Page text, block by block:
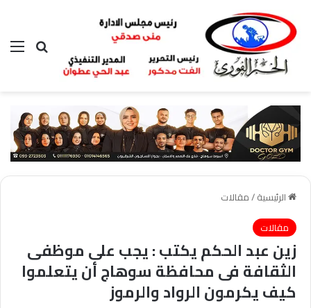
بحث عن
الرئيسية/مقالات
مقالات
زين عبد الحكم يكتب : يجب على موظفى
الثقافة فى محافظة سوهاج أن يتعلموا
كيف يكرمون الرواد والرموز